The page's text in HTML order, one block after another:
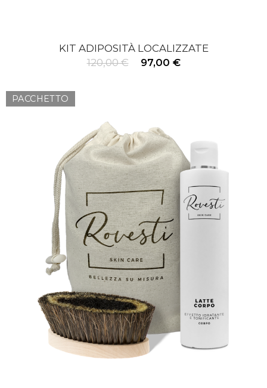
KIT ADIPOSITÀ LOCALIZZATE
120,00 €
97,00 €
PACCHETTO